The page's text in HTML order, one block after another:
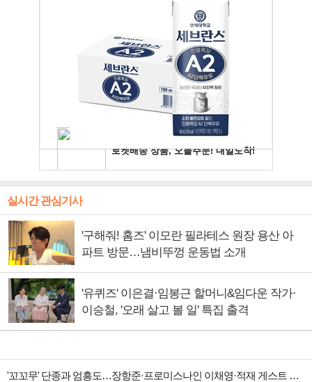
실시간 관심기사
'구해줘! 홈즈' 이모란 필라테스 원장 용산 아
파트 방문…냄비뚜껑 운동법 소개
'유퀴즈' 이은결·임봉근 할머니&임다운 작가·
이승철, '오래 살고 볼 일' 특집 출격
'꼬꼬무' 단종과 엄흥도…장항준·프로미스나인 이채영·적재 게스트 출연